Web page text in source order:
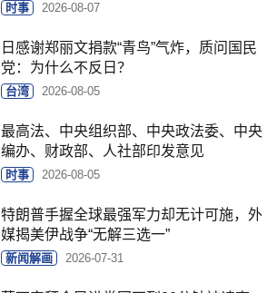
时事 2026-08-07
日感谢郑丽文捐款“青鸟”气炸，质问国民
党：为什么不反日？
台湾 2026-08-05
最高法、中央组织部、中央政法委、中央
编办、财政部、人社部印发意见
时事 2026-08-05
特朗普手握全球最强军力却无计可施，外
媒揭美伊战争“无解三选一”
新闻解画 2026-07-31